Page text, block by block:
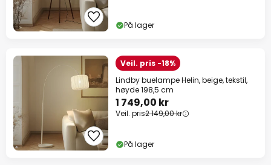
På lager
Veil. pris -18%
Lindby buelampe Helin, beige, tekstil,
høyde 198,5 cm
1 749,00 kr
Veil. pris2 149,00 kr
På lager